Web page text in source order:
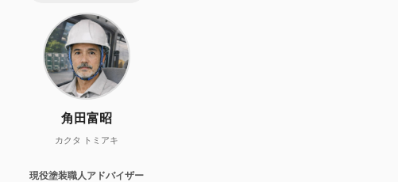
角田富昭
カクタ トミアキ
現役塗装職人アドバイザー